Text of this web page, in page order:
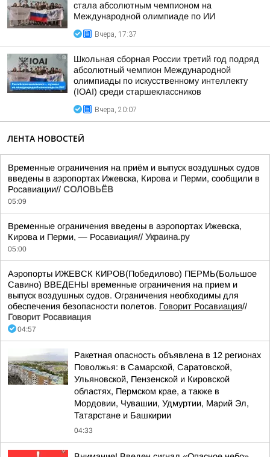
стала абсолютным чемпионом на
Международной олимпиаде по ИИ
Вчера, 17:37
Школьная сборная России третий год подряд
абсолютный чемпион Международной
олимпиады по искусственному интеллекту
(IOAI) среди старшеклассников
Вчера, 20:07
ЛЕНТА НОВОСТЕЙ
Временные ограничения на приём и выпуск воздушных судов
введены в аэропортах Ижевска, Кирова и Перми, сообщили в
Росавиации// СОЛОВЬЁВ
05:09
Временные ограничения введены в аэропортах Ижевска,
Кирова и Перми, — Росавиация// Украина.ру
05:00
Аэропорты ИЖЕВСК КИРОВ(Победилово) ПЕРМЬ(Большое
Савино) ВВЕДЕНЫ временные ограничения на прием и
выпуск воздушных судов. Ограничения необходимы для
обеспечения безопасности полетов. Говорит Росавиация//
Говорит Росавиация
04:57
Ракетная опасность объявлена в 12 регионах
Поволжья: в Самарской, Саратовской,
Ульяновской, Пензенской и Кировской
областях, Пермском крае, а также в
Мордовии, Чувашии, Удмуртии, Марий Эл,
Татарстане и Башкирии
04:33